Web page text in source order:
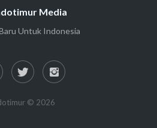
Media
Untuk Indonesia
© 2026